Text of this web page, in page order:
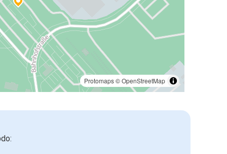
Protomaps©OpenStreetMap